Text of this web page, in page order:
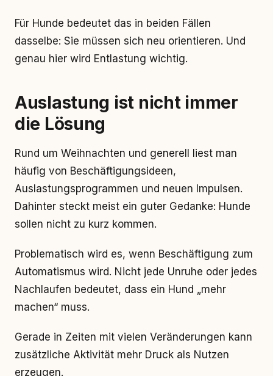
Für Hunde bedeutet das in beiden Fällen
dasselbe: Sie müssen sich neu orientieren. Und
genau hier wird Entlastung wichtig.
Auslastung ist nicht immer
die Lösung
Rund um Weihnachten und generell liest man
häufig von Beschäftigungsideen,
Auslastungsprogrammen und neuen Impulsen.
Dahinter steckt meist ein guter Gedanke: Hunde
sollen nicht zu kurz kommen.
Problematisch wird es, wenn Beschäftigung zum
Automatismus wird. Nicht jede Unruhe oder jedes
Nachlaufen bedeutet, dass ein Hund „mehr
machen“ muss.
Gerade in Zeiten mit vielen Veränderungen kann
zusätzliche Aktivität mehr Druck als Nutzen
erzeugen.